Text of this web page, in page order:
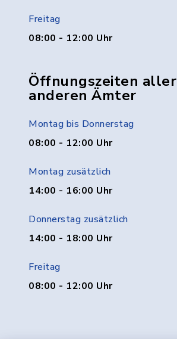
Freitag
08:00 - 12:00 Uhr
Öffnungszeiten aller
anderen Ämter
Montag bis Donnerstag
08:00 - 12:00 Uhr
Montag zusätzlich
14:00 - 16:00 Uhr
Donnerstag zusätzlich
14:00 - 18:00 Uhr
Freitag
08:00 - 12:00 Uhr